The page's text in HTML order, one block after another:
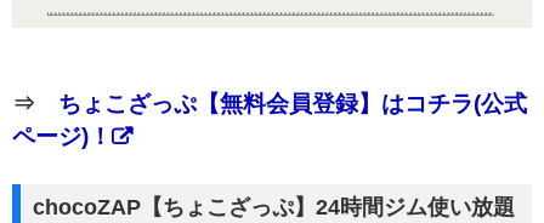
⇒ ちょこざっぷ【無料会員登録】はコチラ(公式
ページ)！
chocoZAP【ちょこざっぷ】24時間ジム使い放題